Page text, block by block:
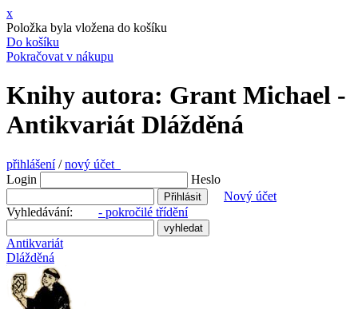
x
Položka byla vložena do košíku
Do košíku
Pokračovat v nákupu
Knihy autora: Grant Michael -
Antikvariát Dlážděná
přihlášení/nový účet
Login
Heslo
Nový účet
Vyhledávání: - pokročilé třídění
Antikvariát
Dlážděná